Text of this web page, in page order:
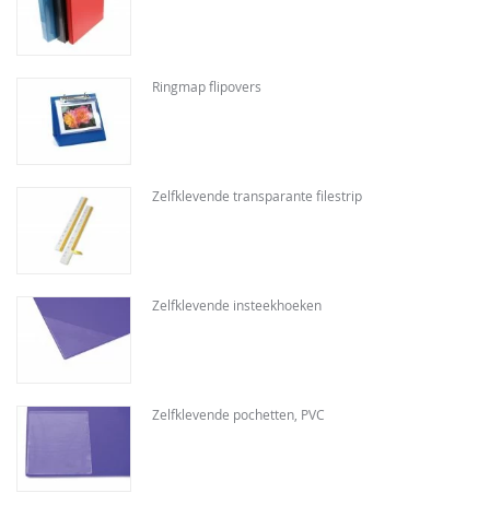
Ringmap flipovers
Zelfklevende transparante filestrip
Zelfklevende insteekhoeken
Zelfklevende pochetten, PVC